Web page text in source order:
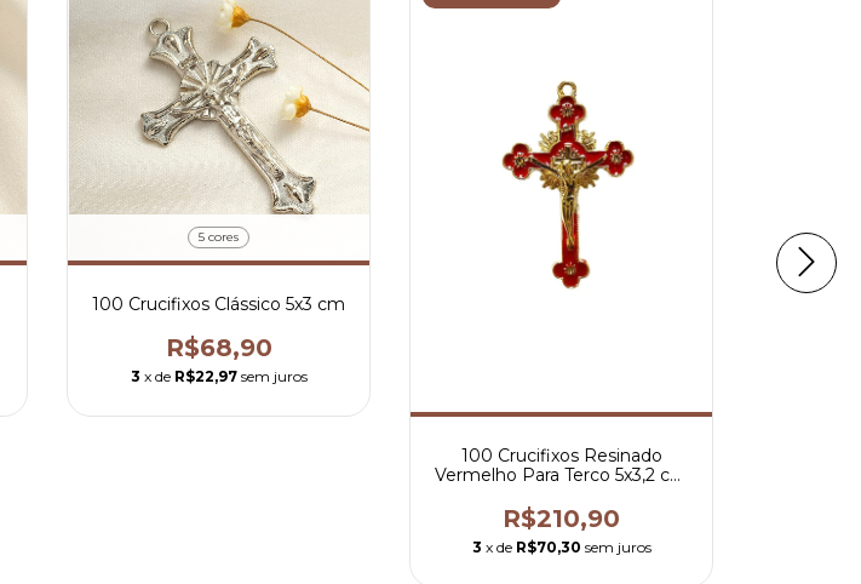
5 cores
100 Crucifixos Clássico 5x3 cm
R$68,90
3 x de R$22,97 sem juros
100 Crucifixos Resinado
Vermelho Para Terco 5x3,2 cm
R$210,90
3 x de R$70,30 sem juros